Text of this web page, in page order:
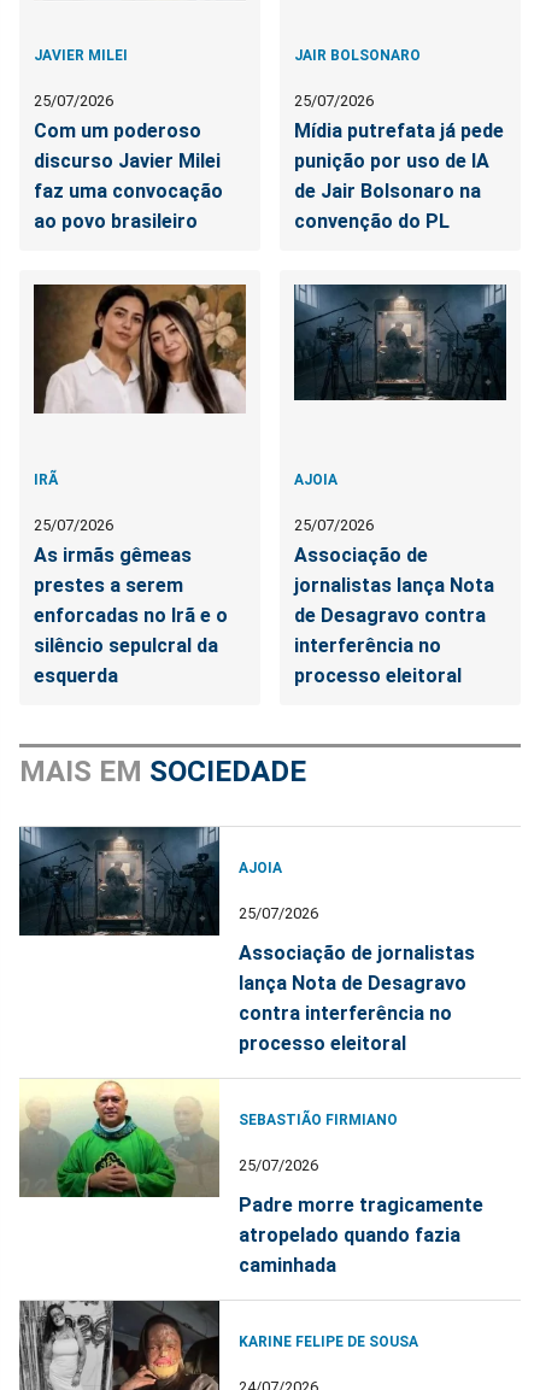
JAVIER MILEI
25/07/2026
Com um poderoso
discurso Javier Milei
faz uma convocação
ao povo brasileiro
JAIR BOLSONARO
25/07/2026
Mídia putrefata já pede
punição por uso de IA
de Jair Bolsonaro na
convenção do PL
IRÃ
25/07/2026
As irmãs gêmeas
prestes a serem
enforcadas no Irã e o
silêncio sepulcral da
esquerda
AJOIA
25/07/2026
Associação de
jornalistas lança Nota
de Desagravo contra
interferência no
processo eleitoral
MAIS EM SOCIEDADE
AJOIA
25/07/2026
Associação de jornalistas
lança Nota de Desagravo
contra interferência no
processo eleitoral
SEBASTIÃO FIRMIANO
25/07/2026
Padre morre tragicamente
atropelado quando fazia
caminhada
KARINE FELIPE DE SOUSA